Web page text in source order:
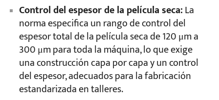
Control del espesor de la película seca:La
norma especifica un rango de control del
espesor total de la película seca de 120 μm a
300 μm para toda la máquina, lo que exige
una construcción capa por capa y un control
del espesor, adecuados para la fabricación
estandarizada en talleres.